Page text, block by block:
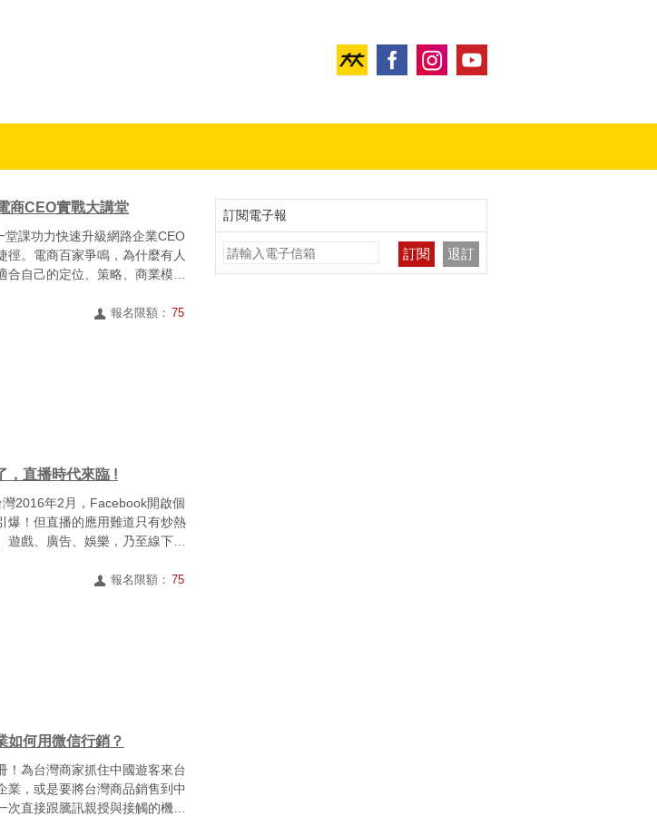
商CEO實戰大講堂
課功力快速升級網路企業CEO
徑。電商百家爭鳴，為什麼有人
合自己的定位、策略、商業模
報名限額： 75
，直播時代來臨 !
2016年2月，Facebook開啟個
爆！但直播的應用難道只有炒熱
遊戲、廣告、娛樂，乃至線下
報名限額： 75
如何用微信行銷？
！為台灣商家抓住中國遊客來台
業，或是要將台灣商品銷售到中
次直接跟騰訊親授與接觸的機
訂閱電子報
訂閱 退訂